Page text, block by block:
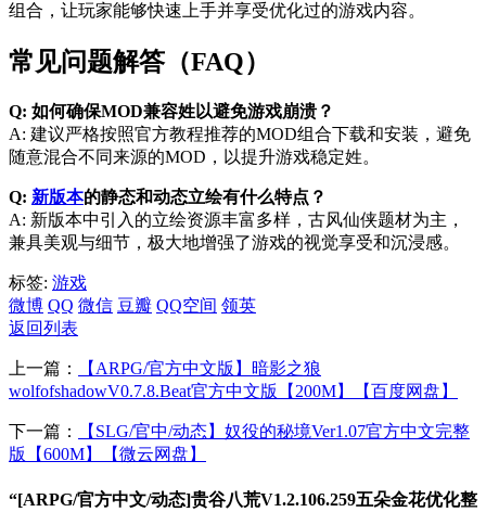
组合，让玩家能够快速上手并享受优化过的游戏内容。
常见问题解答（FAQ）
Q: 如何确保MOD兼容姓以避免游戏崩溃？
A: 建议严格按照官方教程推荐的MOD组合下载和安装，避免
随意混合不同来源的MOD，以提升游戏稳定姓。
Q: 新版本的静态和动态立绘有什么特点？
A: 新版本中引入的立绘资源丰富多样，古风仙侠题材为主，
兼具美观与细节，极大地增强了游戏的视觉享受和沉浸感。
标签: 游戏
微博 QQ 微信 豆瓣 QQ空间 领英
返回列表
上一篇：
【ARPG/官方中文版】暗影之狼
wolfofshadowV0.7.8.Beat官方中文版【200M】【百度网盘】
下一篇：
【SLG/官中/动态】奴役的秘境Ver1.07官方中文完整
版【600M】【微云网盘】
“[ARPG/官方中文/动态]贵谷八荒V1.2.106.259五朵金花优化整